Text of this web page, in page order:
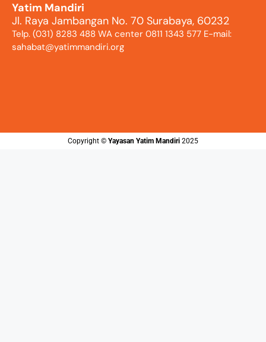
Yatim Mandiri
Jl. Raya Jambangan No. 70 Surabaya, 60232
Telp. (031) 8283 488 WA center 0811 1343 577 E-mail:
sahabat@yatimmandiri.org
Copyright ©️ Yayasan Yatim Mandiri 2025